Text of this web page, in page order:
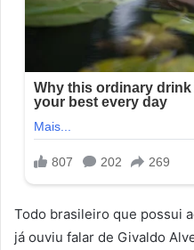
Todo brasileiro que possui
já ouviu falar de Givaldo